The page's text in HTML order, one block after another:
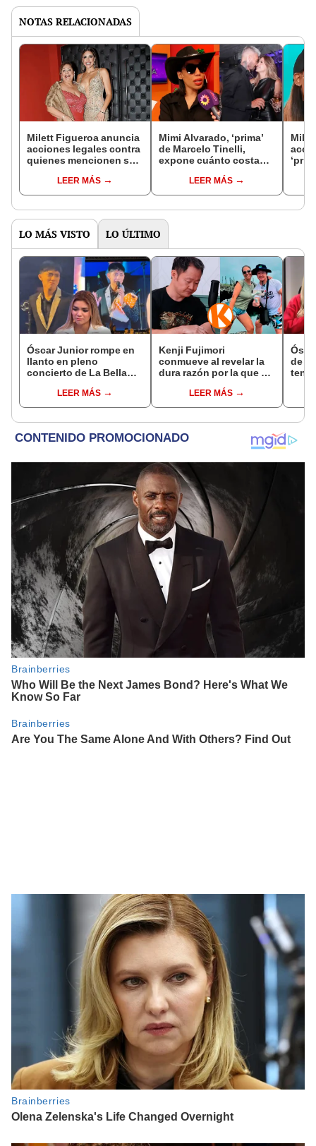
NOTAS RELACIONADAS
Milett Figueroa anuncia
acciones legales contra
quienes mencionen su
familia: “Decidí poner
un límite a los agravios”
LEER MÁS
Mimi Alvarado, ‘prima’
de Marcelo Tinelli,
expone cuánto costaba
departamento que el
argentino pagaba para
LEER MÁS
una
LO MÁS VISTO LO ÚLTIMO
Óscar Junior rompe en
llanto en pleno
concierto de La Bella
denuncia de Naldy
Saldaña
LEER MÁS
Kenji Fujimori
conmueve al revelar la
dura razón por la que no
esposa Erika Muñóz: "El
proceso judicial"
LEER MÁS
de